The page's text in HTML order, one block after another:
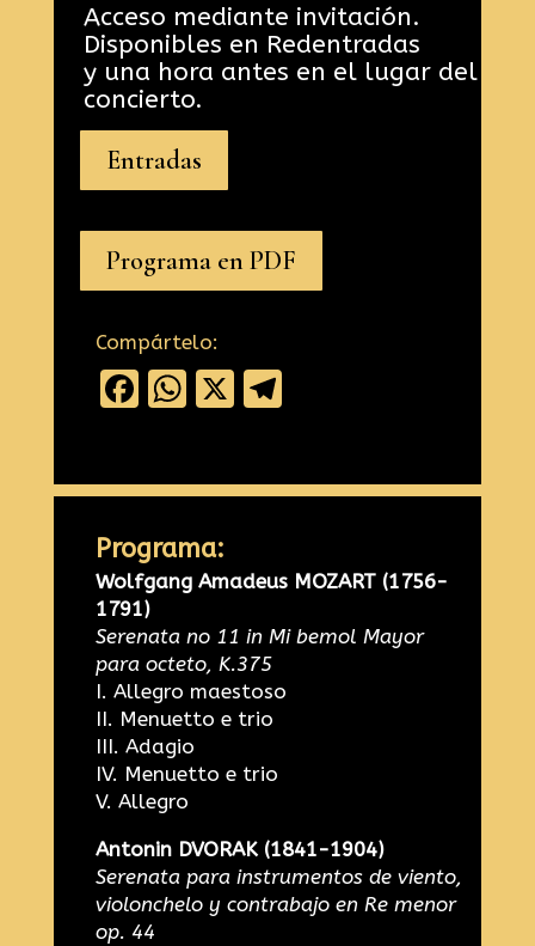
Acceso mediante invitación.
Disponibles en Redentradas
y una hora antes en el lugar del
concierto.
Entradas
Programa en PDF
Compártelo:
Facebook
WhatsApp
X Telegram
Programa:
Wolfgang Amadeus MOZART (1756-
1791)
Serenata no 11 in Mi bemol Mayor
para octeto, K.375
I. Allegro maestoso
II. Menuetto e trio
III. Adagio
IV. Menuetto e trio
V. Allegro
Antonin DVORAK (1841-1904)
Serenata para instrumentos de viento,
violonchelo y contrabajo en Re menor
op. 44